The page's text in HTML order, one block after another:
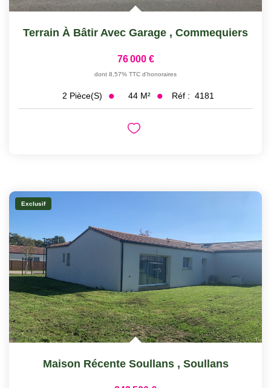
Terrain À Bâtir Avec Garage , Commequiers
76 000 €
dont 8,57% TTC d'honoraires
2 Pièce(s) 44 M² Réf : 4181
Exclusif
Maison Récente Soullans , Soullans